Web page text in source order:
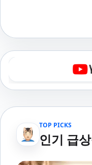
TOP PICKS
인기 급